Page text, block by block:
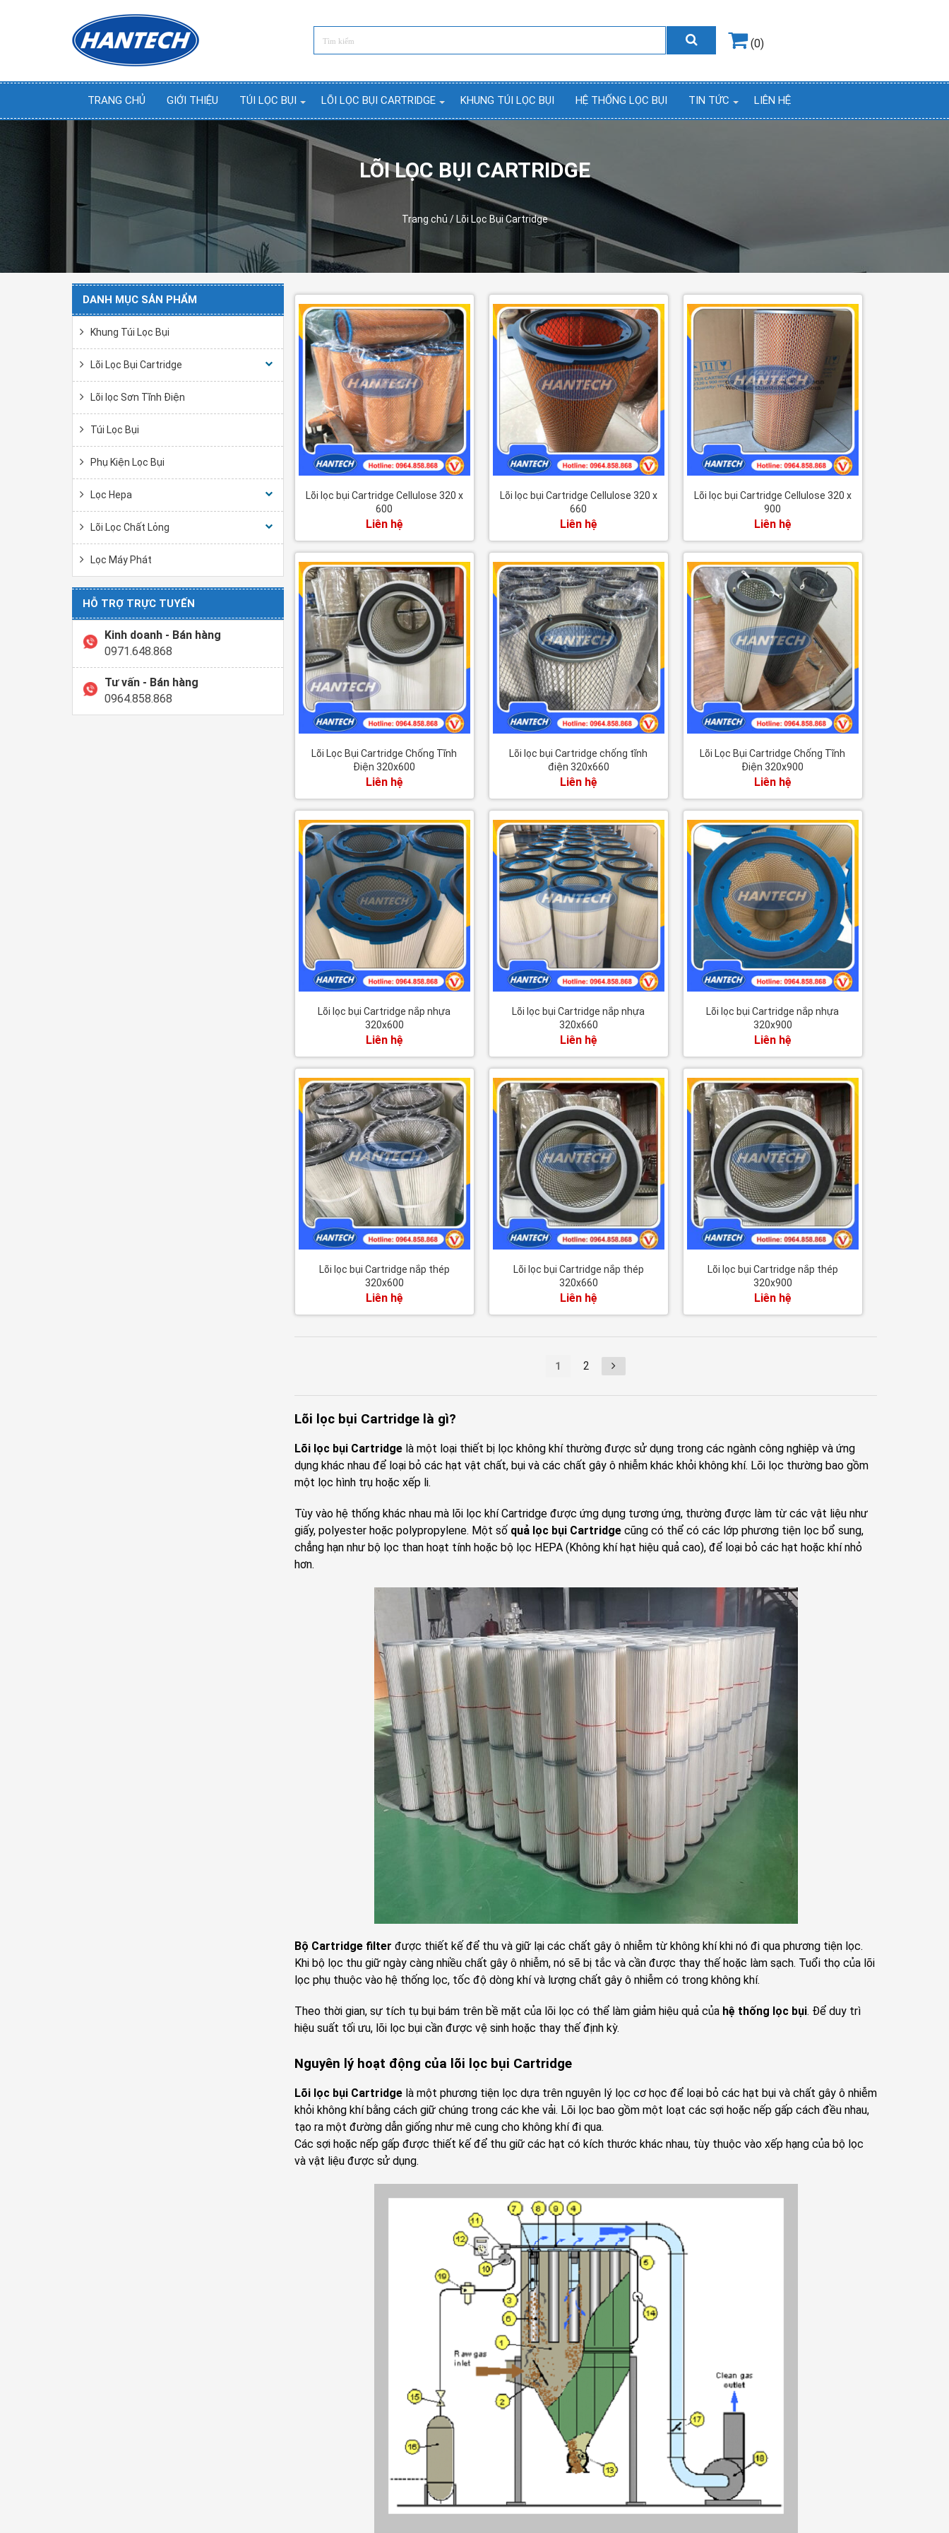
(0)
TRANG CHỦ GIỚI THIỆU TÚI LỌC BỤI LÕI LỌC BỤI CARTRIDGE KHUNG TÚI LỌC BỤI HỆ THỐNG LỌC BỤI TIN TỨC LIÊN HỆ
LÕI LỌC BỤI CARTRIDGE
Trang chủ / Lõi Lọc Bụi Cartridge
DANH MỤC SẢN PHẨM
Khung Túi Lọc Bụi
Lõi Lọc Bụi Cartridge
Lõi lọc Sơn Tĩnh Điện
Túi Lọc Bụi
Phụ Kiện Lọc Bụi
Lọc Hepa
Lõi Lọc Chất Lỏng
Lọc Máy Phát
HỖ TRỢ TRỰC TUYẾN
Kinh doanh - Bán hàng
0971.648.868
Tư vấn - Bán hàng
0964.858.868
Lõi lọc bụi Cartridge Cellulose 320 x
600
Liên hệ
Lõi lọc bụi Cartridge Cellulose 320 x
660
Liên hệ
Lõi lọc bụi Cartridge Cellulose 320 x
900
Liên hệ
Lõi Lọc Bụi Cartridge Chống Tĩnh
Điện 320x600
Liên hệ
Lõi lọc bụi Cartridge chống tĩnh
điện 320x660
Liên hệ
Lõi Lọc Bụi Cartridge Chống Tĩnh
Điện 320x900
Liên hệ
Lõi lọc bụi Cartridge nắp nhựa
320x600
Liên hệ
Lõi lọc bụi Cartridge nắp nhựa
320x660
Liên hệ
Lõi lọc bụi Cartridge nắp nhựa
320x900
Liên hệ
Lõi lọc bụi Cartridge nắp thép
320x600
Liên hệ
Lõi lọc bụi Cartridge nắp thép
320x660
Liên hệ
Lõi lọc bụi Cartridge nắp thép
320x900
Liên hệ
1 2
Lõi lọc bụi Cartridge là gì?
Lõi lọc bụi Cartridge là một loại thiết bị lọc không khí thường được sử dụng trong các ngành công nghiệp và ứng
dụng khác nhau để loại bỏ các hạt vật chất, bụi và các chất gây ô nhiễm khác khỏi không khí. Lõi lọc thường bao gồm
một lọc hình trụ hoặc xếp li.
Tùy vào hệ thống khác nhau mà lõi lọc khí Cartridge được ứng dụng tương ứng, thường được làm từ các vật liệu như
giấy, polyester hoặc polypropylene. Một số quả lọc bụi Cartridge cũng có thể có các lớp phương tiện lọc bổ sung,
chẳng hạn như bộ lọc than hoạt tính hoặc bộ lọc HEPA (Không khí hạt hiệu quả cao), để loại bỏ các hạt hoặc khí nhỏ
hơn.
Bộ Cartridge filter được thiết kế để thu và giữ lại các chất gây ô nhiễm từ không khí khi nó đi qua phương tiện lọc.
Khi bộ lọc thu giữ ngày càng nhiều chất gây ô nhiễm, nó sẽ bị tắc và cần được thay thế hoặc làm sạch. Tuổi thọ của lõi
lọc phụ thuộc vào hệ thống lọc, tốc độ dòng khí và lượng chất gây ô nhiễm có trong không khí.
Theo thời gian, sự tích tụ bụi bám trên bề mặt của lõi lọc có thể làm giảm hiệu quả của hệ thống lọc bụi. Để duy trì
hiệu suất tối ưu, lõi lọc bụi cần được vệ sinh hoặc thay thế định kỳ.
Nguyên lý hoạt động của lõi lọc bụi Cartridge
Lõi lọc bụi Cartridge là một phương tiện lọc dựa trên nguyên lý lọc cơ học để loại bỏ các hạt bụi và chất gây ô nhiễm
khỏi không khí bằng cách giữ chúng trong các khe vải. Lõi lọc bao gồm một loạt các sợi hoặc nếp gấp cách đều nhau,
tạo ra một đường dẫn giống như mê cung cho không khí đi qua.
Các sợi hoặc nếp gấp được thiết kế để thu giữ các hạt có kích thước khác nhau, tùy thuộc vào xếp hạng của bộ lọc
và vật liệu được sử dụng.